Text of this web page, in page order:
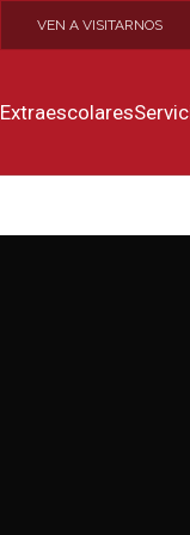
VEN A VISITARNOS
Extraescolares